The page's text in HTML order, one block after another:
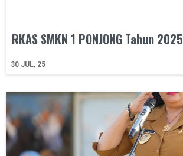
RKAS SMKN 1 PONJONG Tahun 2025
30 JUL, 25